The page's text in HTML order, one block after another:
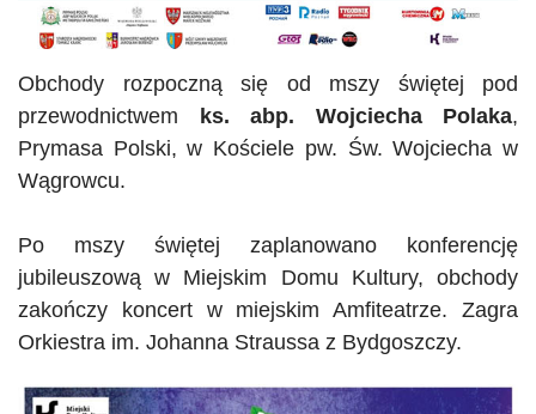
Obchody rozpoczną się od mszy świętej pod
przewodnictwem
ks. abp. Wojciecha Polaka,
Prymasa Polski, w Kościele pw. Św. Wojciecha w
Wągrowcu.
Po mszy świętej zaplanowano konferencję
jubileuszową w Miejskim Domu Kultury, obchody
zakończy koncert w miejskim Amfiteatrze. Zagra
Orkiestra im. Johanna Straussa z Bydgoszczy.